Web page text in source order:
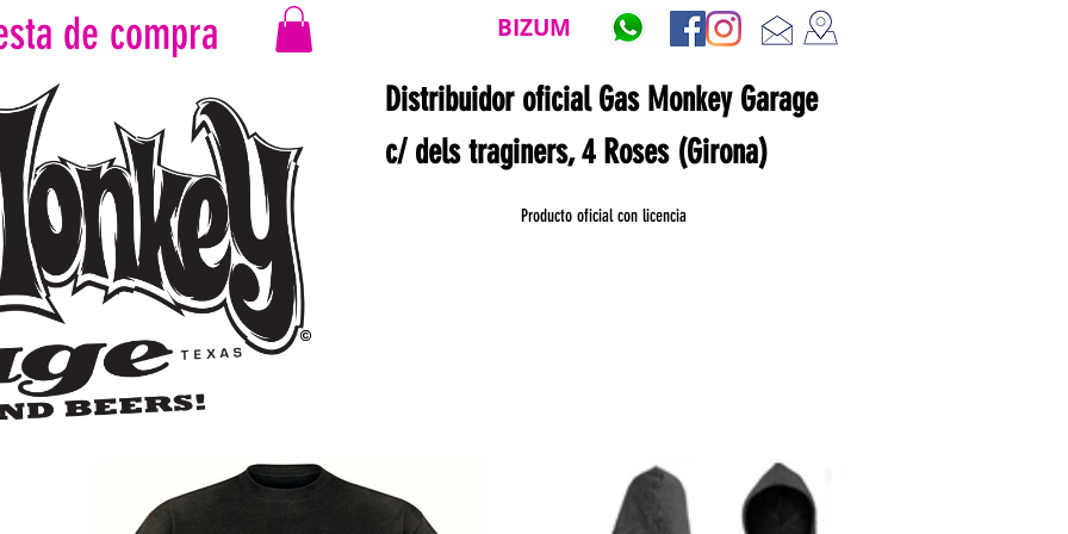
de compra BIZUM
Producto oficial con licencia
c/ dels traginers, 4 Roses (Girona)
Distribuidor oficial Gas Monkey Garage